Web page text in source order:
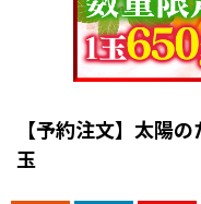
【予約注文】太陽
玉